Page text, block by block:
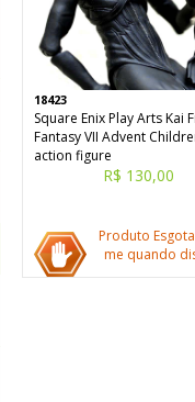
18423
Square Enix Play Arts Kai
Fantasy VII Advent
action figure
R$ 130,00
Produto
me quando